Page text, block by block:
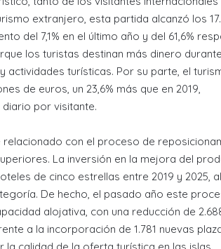
extranjero, esta partida alcanzó los
del 7,1% en el último año y del 61,6%
los turistas destinan más dinero
actividades turísticas. Por su parte, el
de euros, un 23,6% más que en 2019,
por visitante.
con el proceso de
La inversión en la mejora del
de cinco estrellas entre 2019 y 2025, al
De hecho, el pasado año este
alojativa, con una reducción de
a la incorporación de 1.781 nuevas